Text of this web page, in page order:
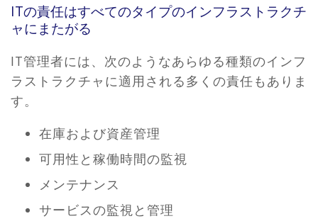
ITの責任はすべてのタイプのインフラストラクチ
ャにまたがる
IT管​​理者には、次のようなあらゆる種類のインフ
ラストラクチャに適用される多くの責任もありま
す。
在庫および資産管理
可用性と稼働時間の監視
メンテナンス
サービスの監視と管理